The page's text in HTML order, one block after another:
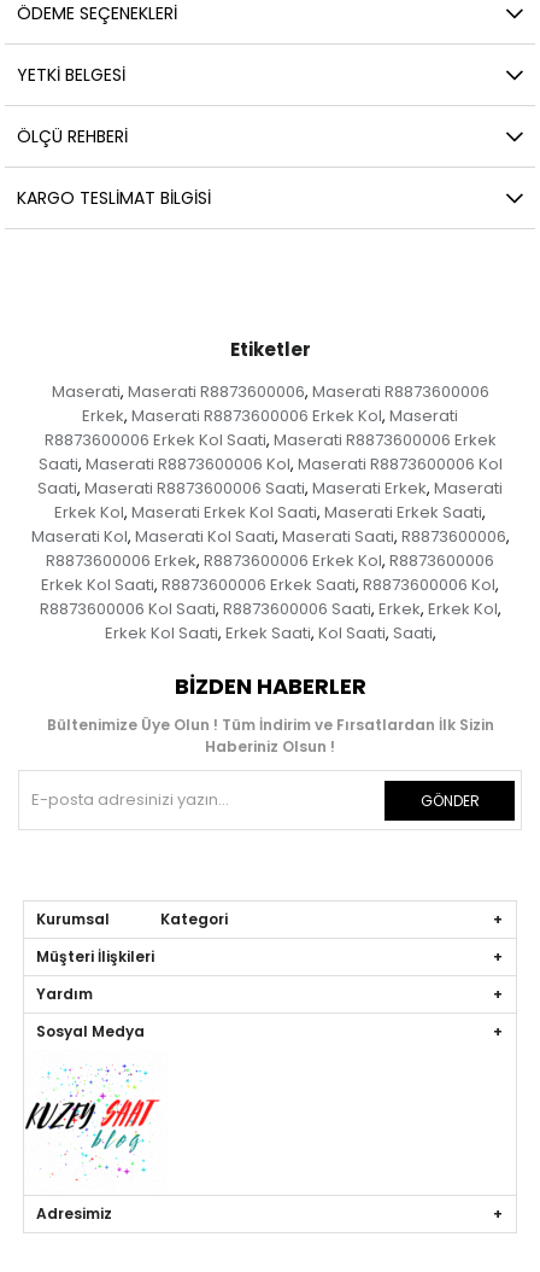
ÖDEME SEÇENEKLERI
YETKİ BELGESİ
ÖLÇÜ REHBERI
KARGO TESLIMAT BILGISI
Etiketler
Maserati, Maserati R8873600006, Maserati R8873600006
Erkek, Maserati R8873600006 Erkek Kol, Maserati
R8873600006 Erkek Kol Saati, Maserati R8873600006 Erkek
Saati, Maserati R8873600006 Kol, Maserati R8873600006 Kol
Saati, Maserati R8873600006 Saati, Maserati Erkek, Maserati
Erkek Kol, Maserati Erkek Kol Saati, Maserati Erkek Saati,
Maserati Kol, Maserati Kol Saati, Maserati Saati, R8873600006,
R8873600006 Erkek, R8873600006 Erkek Kol, R8873600006
Erkek Kol Saati, R8873600006 Erkek Saati, R8873600006 Kol,
R8873600006 Kol Saati, R8873600006 Saati, Erkek, Erkek Kol,
Erkek Kol Saati, Erkek Saati, Kol Saati, Saati,
BIZDEN HABERLER
Bültenimize Üye Olun ! Tüm İndirim ve Fırsatlardan İlk Sizin
Haberiniz Olsun !
GÖNDER
Kurumsal Kategori
Müşteri İlişkileri
Yardım
Sosyal Medya
Adresimiz